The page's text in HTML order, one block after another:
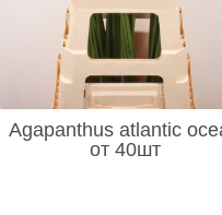
Agapanthus atlantic
от 40шт